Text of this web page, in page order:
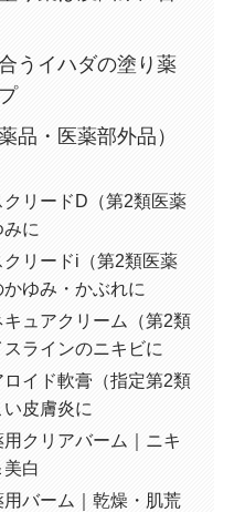
うイハダの塗り薬
品・医薬部外品）
クリードD（第2類医薬
に
クリードi（第2類医薬
ゆみ・かぶれに
キュアクリーム（第2類
ラインのニキビに
ロイド軟膏（指定第2類
皮膚炎に
用クリアバーム｜ニキ
白
用バーム｜乾燥・肌荒